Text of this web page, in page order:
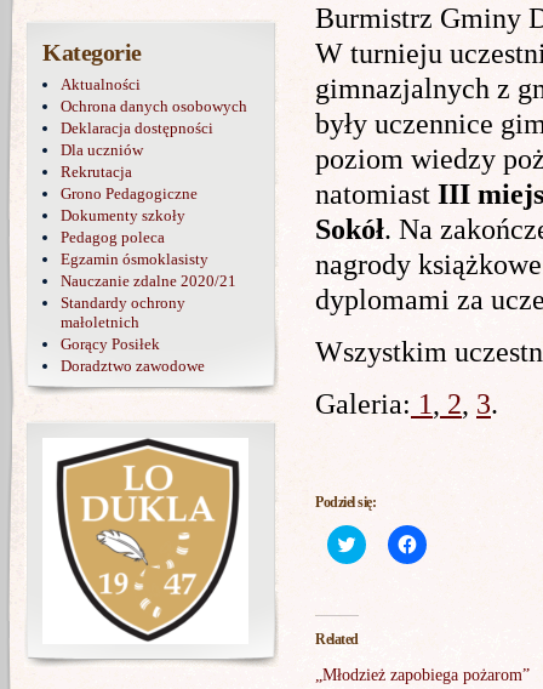
Burmistrz Gminy
W turnieju
gimnazjalnych z
były uczennice
poziom wiedzy
natomiast III
Sokół. Na
nagrody
dyplomami za
Wszystkim
Galeria: 1, 2, 3.
Podziel się:
Click
to
(Opens
new
window)
Click
to
window)
Related
„Młodzież zapobiega pożarom”
Kategorie
Aktualności
Ochrona danych osobowych
Deklaracja dostępności
Dla uczniów
Rekrutacja
Grono Pedagogiczne
Dokumenty szkoły
Pedagog poleca
Egzamin ósmoklasisty
Nauczanie zdalne 2020/21
Standardy ochrony
małoletnich
Gorący Posiłek
Doradztwo zawodowe